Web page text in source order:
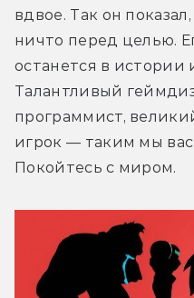
вдвое. Так он
ничто перед целью.
останется в истории
Талантливый
программист,
игрок — таким мы
Покойтесь с миром.